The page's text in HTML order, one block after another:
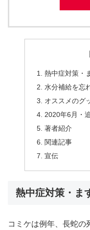
熱中症対策・
水分補給を忘
オススメのグ
2020年6月・
著者紹介
関連記事
宣伝
熱中症対策・ま
コミケは例年、長蛇の